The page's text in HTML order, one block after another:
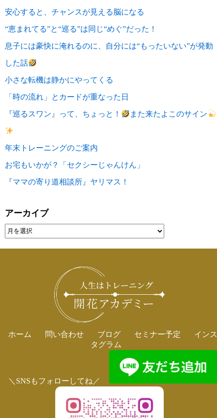
安心すると、チャンスが見える脳になる
“恵まれてる”と“巡る”は同じ“めぐ”だった！
息子には豪快に淹れるのに、自分には“もったいない”が発動
した話
小さな転機は静かにやってくる
「時の流れ」とカードが重なった日
『巡るスワン』って、ちょっと！ また来たよこのサイン
年末トレーニングのご案内
お宅もいかが？「セクシーじゃんけん」
『ママの寄り道相談所』ヤリマス！
アーカイブ
ホーム 問い合わせ ブログ セミナー予定
インス
タグラム
＼SNSもフォローしてね／